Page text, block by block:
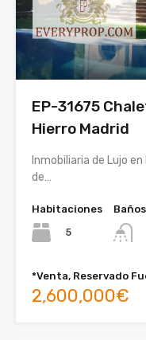
EP-31675
Hierro Madrid
Inmobiliaria de Lujo
de…
Habitaciones
5
Baños
*Venta, Reservado
2,600,000€